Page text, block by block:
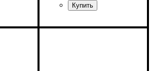
Ширина: 280 см